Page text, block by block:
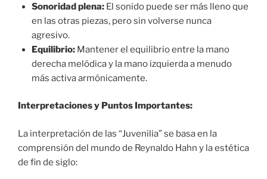
Sonoridad plena:El sonido puede ser más lleno que
en las otras piezas, pero sin volverse nunca
agresivo.
Equilibrio:Mantener el equilibrio entre la mano
derecha melódica y la mano izquierda a menudo
más activa armónicamente.
Interpretaciones y Puntos Importantes:
La interpretación de las “Juvenilia” se basa en la
comprensión del mundo de Reynaldo Hahn y la estética
de fin de siglo: